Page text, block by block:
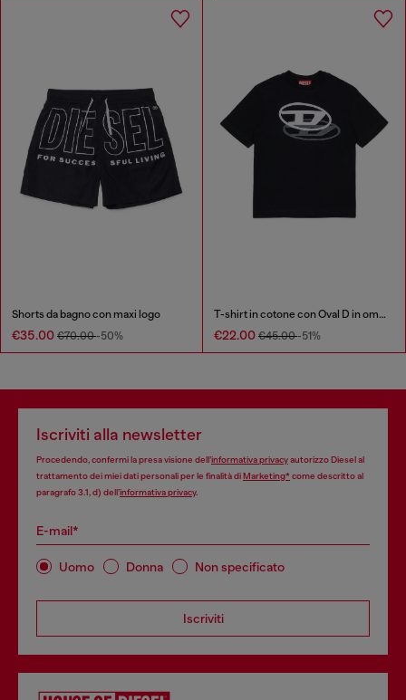
Shorts da bagno con maxi logo
€35.00 €70.00-50%
T-shirt in cotone con Oval D in ombra
€22.00 €45.00-51%
Iscriviti alla newsletter
Procedendo, confermi la presa visione dell’informativa privacyautorizzo Diesel al
trattamento dei miei dati personali per le finalità diMarketing*come descritto al
paragrafo 3.1, d) dell’informativa privacy.
E-mail*
Uomo Donna Non specificato
Iscriviti